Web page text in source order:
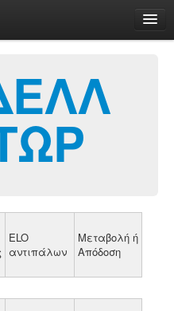
ELO
αντιπάλων
Μεταβολή ή
Απόδοση